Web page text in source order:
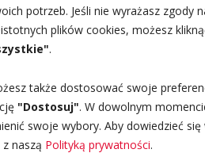
potrzeb. Jeśli nie wyrażasz zgody
plików cookies, możesz
.
także dostosować swoje
"Dostosuj". W dowolnym
swoje wybory. Aby dowiedzieć
z naszą Polityką prywatności.